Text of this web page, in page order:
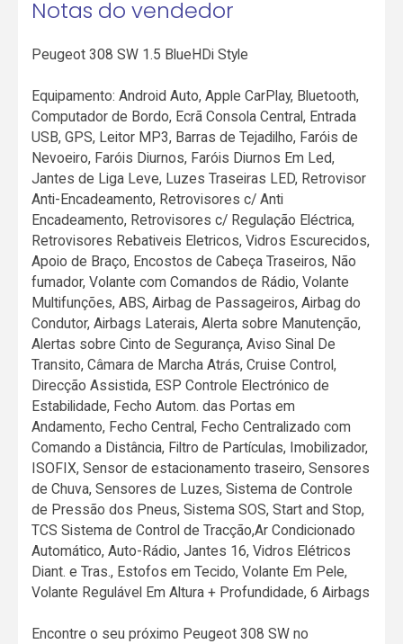
Notas do vendedor
Peugeot 308 SW 1.5 BlueHDi Style
Equipamento: Android Auto, Apple CarPlay, Bluetooth,
Computador de Bordo, Ecrã Consola Central, Entrada
USB, GPS, Leitor MP3, Barras de Tejadilho, Faróis de
Nevoeiro, Faróis Diurnos, Faróis Diurnos Em Led,
Jantes de Liga Leve, Luzes Traseiras LED, Retrovisor
Anti-Encadeamento, Retrovisores c/ Anti
Encadeamento, Retrovisores c/ Regulação Eléctrica,
Retrovisores Rebativeis Eletricos, Vidros Escurecidos,
Apoio de Braço, Encostos de Cabeça Traseiros, Não
fumador, Volante com Comandos de Rádio, Volante
Multifunções, ABS, Airbag de Passageiros, Airbag do
Condutor, Airbags Laterais, Alerta sobre Manutenção,
Alertas sobre Cinto de Segurança, Aviso Sinal De
Transito, Câmara de Marcha Atrás, Cruise Control,
Direcção Assistida, ESP Controle Electrónico de
Estabilidade, Fecho Autom. das Portas em
Andamento, Fecho Central, Fecho Centralizado com
Comando a Distância, Filtro de Partículas, Imobilizador,
ISOFIX, Sensor de estacionamento traseiro, Sensores
de Chuva, Sensores de Luzes, Sistema de Controle
de Pressão dos Pneus, Sistema SOS, Start and Stop,
TCS Sistema de Control de Tracção,Ar Condicionado
Automático, Auto-Rádio, Jantes 16, Vidros Elétricos
Diant. e Tras., Estofos em Tecido, Volante Em Pele,
Volante Regulável Em Altura + Profundidade, 6 Airbags
Encontre o seu próximo Peugeot 308 SW no